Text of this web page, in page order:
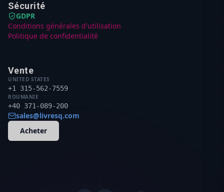
Sécurité
GDPR
Conditions générales d'utilisation
Politique de confidentialité
Vente
UNITED STATES
+1 315-562-7559
ROUMANIE
+40 371-089-200
sales@livresq.com
Acheter